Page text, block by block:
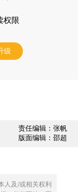
权限
级
责任编辑：张帆
版面编辑：邵超
人及/或相关权利